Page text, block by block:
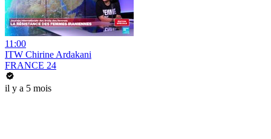
11:00
ITW Chirine Ardakani
FRANCE 24
il y a 5 mois